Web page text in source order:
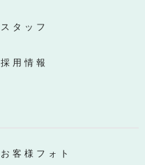
スタッフ
採用情報
お客様フォト